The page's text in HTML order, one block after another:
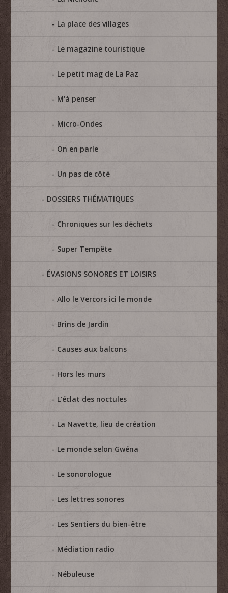
La place des villages
Le magazine touristique
Le petit mag de La Paz
M'à penser
Micro-Ondes
On en parle
Un pas de côté
DOSSIERS THÉMATIQUES
Chroniques sur les déchets
Super Tempête
ÉVASIONS SONORES ET LOISIRS
Allo le Vercors ici le monde
Brins de Jardin
Causes aux balcons
Hors les murs
L'éclat des noctules
La Navette, lieu de création
Le monde selon Gwéna
Le sonorologue
Les lettres sonores
Les Sentiers du bien-être
Médiation radio
Nébuleuse